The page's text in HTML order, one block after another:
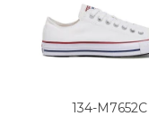
134-M7652C